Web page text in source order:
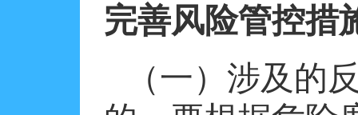
完善风险管控措
（一）涉及的